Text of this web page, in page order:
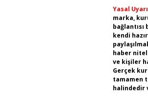
Yasal
marka,
kendi
haber
ve kişiler
Gerçek
tamamen
halindedir